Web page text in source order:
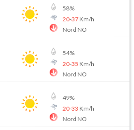
58%
20-37Km/h
Nord NO
54%
20-35 Km/h
Nord NO
49%
20-33 Km/h
Nord NO